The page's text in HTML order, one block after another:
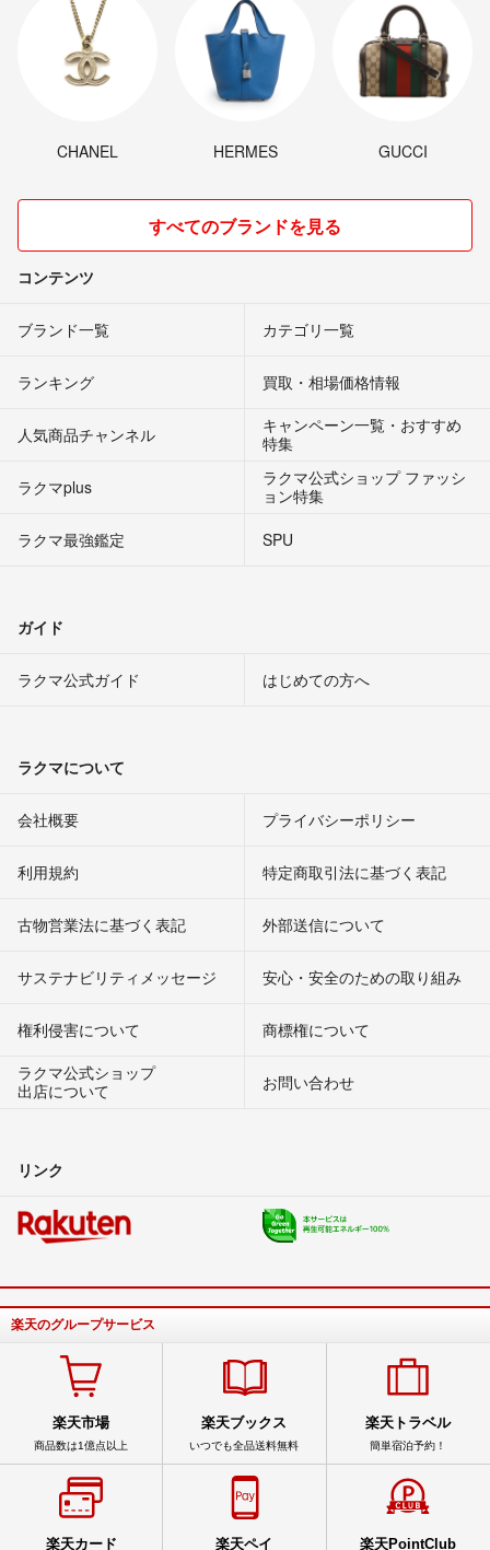
CHANEL HERMES GUCCI
すべてのブランドを見る
コンテンツ
ブランド一覧 カテゴリ一覧
ランキング 買取・相場価格情報
人気商品チャンネル
キャンペーン一覧・おすすめ
特集
ラクマplus
ラクマ公式ショップ ファッシ
ョン特集
ラクマ最強鑑定
SPU
ガイド
ラクマ公式ガイド はじめての方へ
ラクマについて
会社概要 プライバシーポリシー
利用規約 特定商取引法に基づく表記
古物営業法に基づく表記 外部送信について
サステナビリティメッセージ 安心・安全のための取り組み
権利侵害について
商標権について
ラクマ公式ショップ
出店について
お問い合わせ
リンク
楽天のグループサービス
楽天市場
商品数は1億点以上
楽天ブックス
いつでも全品送料無料
楽天トラベル
簡単宿泊予約！
楽天カード 楽天ペイ 楽天PointClub